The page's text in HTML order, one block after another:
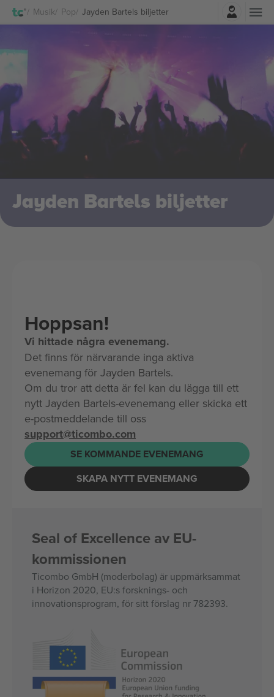
Musik Pop Jayden Bartels biljetterLogga in
Jayden Bartels biljetter
Hoppsan!
Vi hittade några evenemang.
Det finns för närvarande inga aktiva
evenemang för Jayden Bartels.
Om du tror att detta är fel kan du lägga till ett
nytt Jayden Bartels-evenemang eller skicka ett
e-postmeddelande till oss
support@ticombo.com
SE KOMMANDE EVENEMANG
SKAPA NYTT EVENEMANG
Seal of Excellence av EU-
kommissionen
Ticombo GmbH (moderbolag) är uppmärksammat
i Horizon 2020, EU:s forsknings- och
innovationsprogram, för sitt förslag nr 782393.